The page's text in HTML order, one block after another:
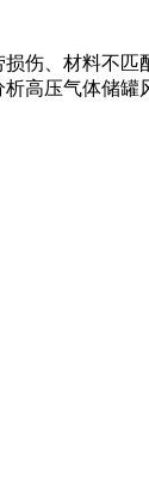
伤、材料不
高压气体储